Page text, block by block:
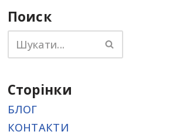
Поиск
Сторінки
БЛОГ
КОНТАКТИ